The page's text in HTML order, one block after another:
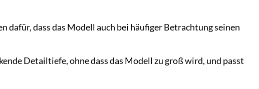
dafür, dass das Modell auch bei häufiger Betrachtung seinen
Detailtiefe, ohne dass das Modell zu groß wird, und passt